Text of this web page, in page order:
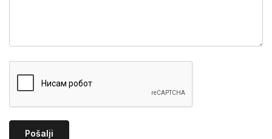
Pošalji